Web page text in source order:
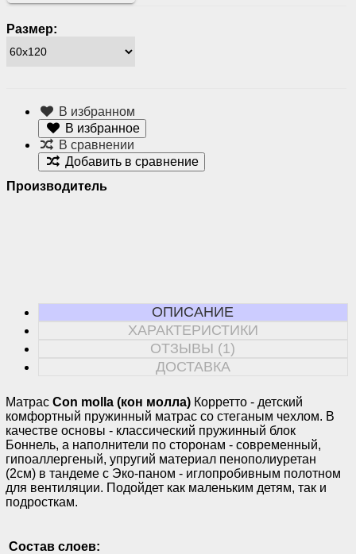
Размер:
В избранном
В избранное
В сравнении
Добавить в сравнение
Производитель
ОПИСАНИЕ
ХАРАКТЕРИСТИКИ
ОТЗЫВЫ (1)
ДОСТАВКА
Матрас Con molla (кон молла) Корретто - детский
комфортный пружинный матрас со стеганым чехлом. В
качестве основы - классический пружинный блок
Боннель, а наполнители по сторонам - современный,
гипоаллергеный, упругий материал пенополиуретан
(2см) в тандеме с Эко-паном - иглопробивным полотном
для вентиляции. Подойдет как маленьким детям, так и
подросткам.
Состав слоев: